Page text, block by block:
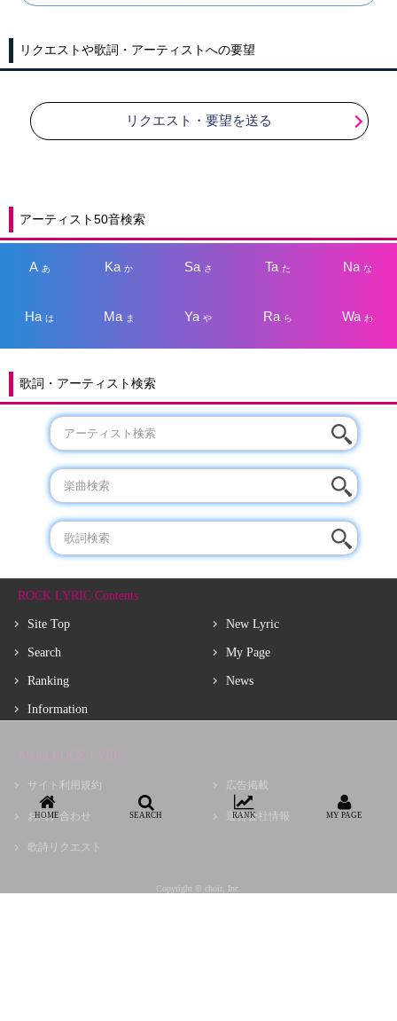
リクエストや歌詞・アーティストへの要望
リクエスト・要望を送る
アーティスト50音検索
A あ Kaか Sa さ Taた Na な
Haは Ma ま Yaや Ra ら Wa わ
歌詞・アーティスト検索
ROCK LYRIC Contents
Site Top
Search
Ranking
Information
New Lyric
My Page
News
About ROCK LYRIC
サイト利用規約
お問い合わせ
歌詩リクエスト
広告掲載
運営会社情報
Copyright © choir, Inc.
HOME SEARCH RANK MY PAGE